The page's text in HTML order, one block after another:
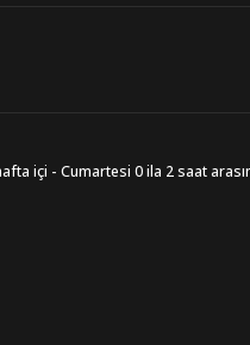
içi - Cumartesi 0 ila 2 saat